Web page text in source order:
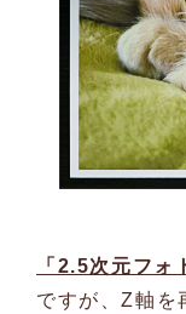
「2.5次元フォ
ですが、Z軸を